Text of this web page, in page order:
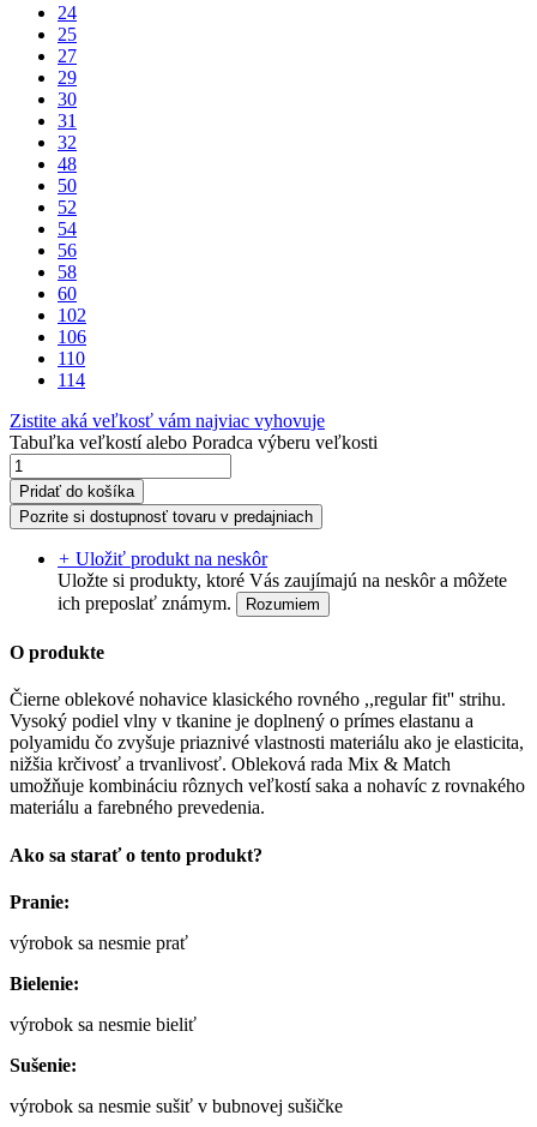
24
25
27
29
30
31
32
48
50
52
54
56
58
60
102
106
110
114
Zistite aká veľkosť vám najviac vyhovuje
Tabuľka veľkostí alebo Poradca výberu veľkosti
Pridať do košíka
Pozrite si dostupnosť tovaru v predajniach
+ Uložiť produkt na neskôr
Uložte si produkty, ktoré Vás zaujímajú na neskôr a môžete
ich preposlať známym.
Rozumiem
O produkte
Čierne oblekové nohavice klasického rovného ,,regular fit'' strihu.
Vysoký podiel vlny v tkanine je doplnený o prímes elastanu a
polyamidu čo zvyšuje priaznivé vlastnosti materiálu ako je elasticita,
nižšia krčivosť a trvanlivosť. Obleková rada Mix & Match
umožňuje kombináciu rôznych veľkostí saka a nohavíc z rovnakého
materiálu a farebného prevedenia.
Ako sa starať o tento produkt?
Pranie:
výrobok sa nesmie prať
Bielenie:
výrobok sa nesmie bieliť
Sušenie:
výrobok sa nesmie sušiť v bubnovej sušičke